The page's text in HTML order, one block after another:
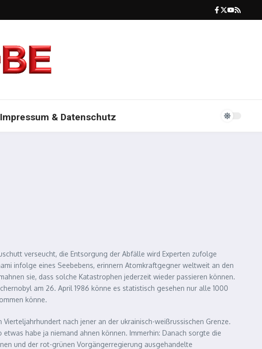
Impressum & Datenschutz
verseucht, die Entsorgung der Abfälle wird Experten zufolge
infolge eines Seebebens, erinnern Atomkraftgegner weltweit an den
sie, dass solche Katastrophen jederzeit wieder passieren können.
am 26. April 1986 könne es statistisch gesehen nur alle 1000
könne.
nach jener an der ukrainisch-weißrussischen Grenze.
habe ja niemand ahnen können. Immerhin: Danach sorgte die
und der rot-grünen Vorgängerregierung ausgehandelte